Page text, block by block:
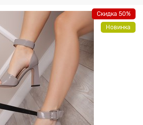
Скидка 50%
Новинка